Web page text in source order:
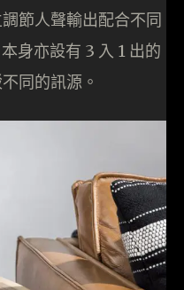
節人聲輸出配合不同
身亦設有 3 入 1 出的
同的訊源。